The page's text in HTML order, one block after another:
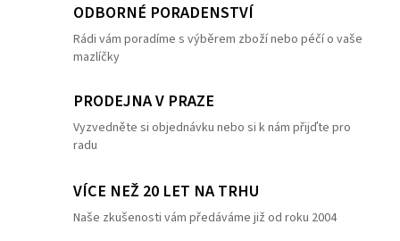
ODBORNÉ PORADENSTVÍ
Rádi vám poradíme s výběrem zboží nebo péčí o vaše
mazlíčky
PRODEJNA V PRAZE
Vyzvedněte si objednávku nebo si k nám přijďte pro
radu
VÍCE NEŽ 20 LET NA TRHU
Naše zkušenosti vám předáváme již od roku 2004